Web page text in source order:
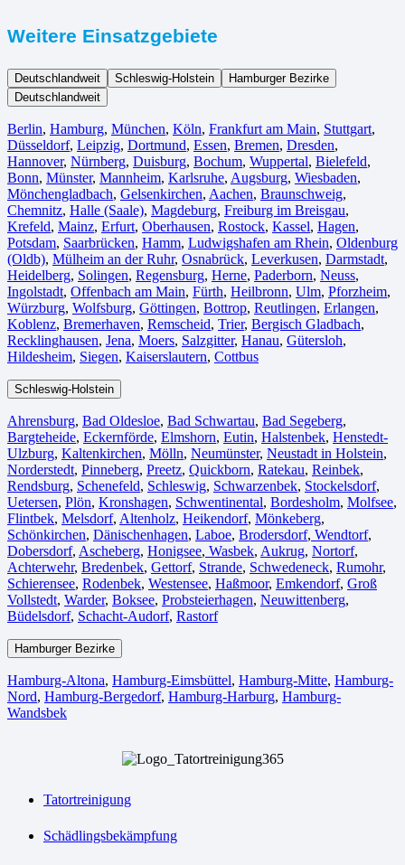
Weitere Einsatzgebiete
Deutschlandweit Schleswig-Holstein
Hamburger Bezirke
Deutschlandweit
Berlin⁠, Hamburg, München, Köln⁠, Frankfurt am Main, Stuttgart,
Düsseldorf, Leipzig, Dortmund, Essen, Bremen, Dresden,
Hannover, Nürnberg, Duisburg⁠, Bochum, Wuppertal⁠, Bielefeld⁠,
Bonn⁠, Münster⁠, Mannheim, Karlsruhe, Augsburg, Wiesbaden⁠,
Mönchengladbach⁠, Gelsenkirchen⁠, Aachen⁠, Braunschweig,
Chemnitz⁠, Halle (Saale)⁠, Magdeburg, Freiburg im Breisgau⁠,
Krefeld⁠, Mainz⁠, Erfurt, Oberhausen⁠, Rostock⁠, Kassel⁠, Hagen,
Potsdam, Saarbrücken⁠, Hamm, Ludwigshafen am Rhein⁠, Oldenburg
(Oldb), Mülheim an der Ruhr, Osnabrück⁠, Leverkusen, Darmstadt⁠,
Heidelberg, Solingen, Regensburg, Herne⁠, Paderborn, Neuss,
Ingolstadt, Offenbach am Main, Fürth⁠, Heilbronn, Ulm⁠, Pforzheim,
Würzburg, Wolfsburg⁠, Göttingen, Bottrop, Reutlingen, Erlangen⁠,
Koblenz, Bremerhaven⁠, Remscheid, Trier⁠, Bergisch Gladbach,
Recklinghausen, Jena⁠, Moers⁠, Salzgitter⁠, Hanau, Gütersloh,
Hildesheim⁠, Siegen⁠, Kaiserslautern⁠, Cottbus⁠
Schleswig-Holstein
Ahrensburg, Bad Oldesloe, Bad Schwartau, Bad Segeberg,
Bargteheide, Eckernförde, Elmshorn, Eutin, Halstenbek, Henstedt-
Ulzburg, Kaltenkirchen, Mölln, Neumünster, Neustadt in Holstein,
Norderstedt, Pinneberg, Preetz, Quickborn, Ratekau, Reinbek,
Rendsburg, Schenefeld, Schleswig, Schwarzenbek, Stockelsdorf,
Uetersen, Plön, Kronshagen, Schwentinental, Bordesholm, Molfsee,
Flintbek, Melsdorf, Altenholz, Heikendorf, Mönkeberg,
Schönkirchen, Dänischenhagen, Laboe, Brodersdorf, Wendtorf,
Dobersdorf, Ascheberg, Honigsee, Wasbek, Aukrug, Nortorf,
Achterwehr, Bredenbek, Gettorf, Strande, Schwedeneck, Rumohr,
Schierensee, Rodenbek, Westensee, Haßmoor, Emkendorf, Groß
Vollstedt, Warder, Boksee, Probsteierhagen, Neuwittenberg,
Büdelsdorf, Schacht-Audorf, Rastorf
Hamburger Bezirke
Hamburg-Altona, Hamburg-Eimsbüttel, Hamburg-Mitte, Hamburg-
Nord, Hamburg-Bergedorf, Hamburg-Harburg, Hamburg-
Wandsbek
Tatortreinigung
Schädlingsbekämpfung